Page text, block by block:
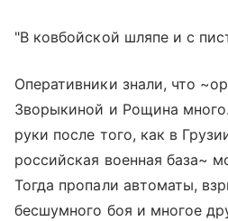
"В ковбойской шляпе и с
Оперативники знали, что
Зворыкиной и Рощина
руки после того, как в
российская военная база~
Тогда пропали автоматы,
бесшумного боя и многое